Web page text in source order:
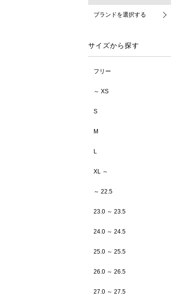
ブランドを選択する
サイズから探す
フリー
～ XS
S
M
L
XL ～
～ 22.5
23.0 ～ 23.5
24.0 ～ 24.5
25.0 ～ 25.5
26.0 ～ 26.5
27.0 ～ 27.5